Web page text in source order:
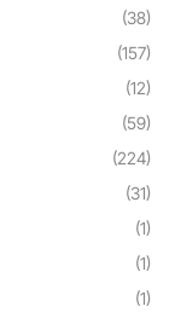
(38)
(157)
(12)
(59)
(224)
(31)
(1)
(1)
(1)